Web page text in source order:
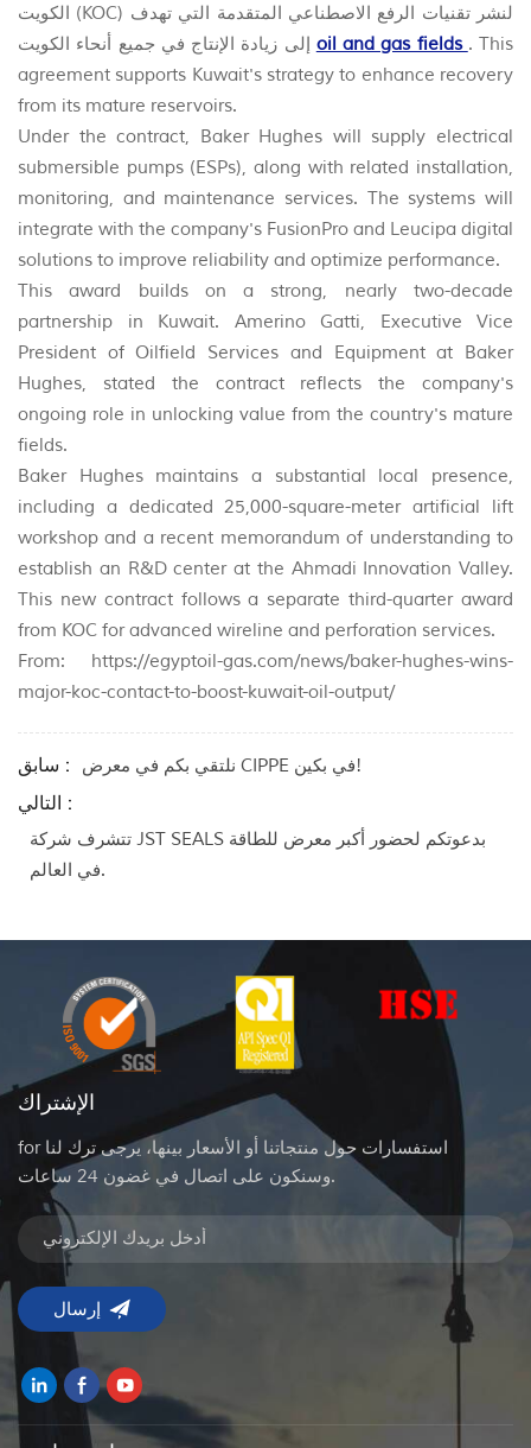
الكويت (KOC) لنشر تقنيات الرفع الاصطناعي المتقدمة التي تهدف
oil and gas fields . This
agreement supports Kuwait's strategy to enhance recovery
from its mature reservoirs.
Under the contract, Baker Hughes will supply electrical
submersible pumps (ESPs), along with related installation,
monitoring, and maintenance services. The systems will
integrate with the company's FusionPro and Leucipa digital
solutions to improve reliability and optimize performance.
This award builds on a strong, nearly two-decade
partnership in Kuwait. Amerino Gatti, Executive Vice
President of Oilfield Services and Equipment at Baker
Hughes, stated the contract reflects the company's
ongoing role in unlocking value from the country's mature
fields.
Baker Hughes maintains a substantial local presence,
including a dedicated 25,000-square-meter artificial lift
workshop and a recent memorandum of understanding to
establish an R&D center at the Ahmadi Innovation Valley.
This new contract follows a separate third-quarter award
from KOC for advanced wireline and perforation services.
From: https://egyptoil-gas.com/news/baker-hughes-wins-
major-koc-contact-to-boost-kuwait-oil-output/
سابق : نلتقي بكم في معرض CIPPE في بكين!
التالي :
تتشرف شركة JST SEALS بدعوتكم لحضور أكبر معرض للطاقة
في العالم.
الإشتراك
for استفسارات حول منتجاتنا أو الأسعار بينها، يرجى ترك لنا
وسنكون على اتصال في غضون 24 ساعات.